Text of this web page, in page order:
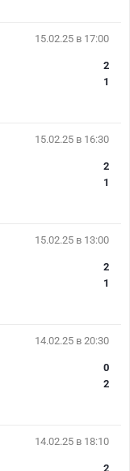
15.02.25 в 17:00
2
1
15.02.25 в 16:30
2
1
15.02.25 в 13:00
2
1
14.02.25 в 20:30
0
2
14.02.25 в 18:10
2